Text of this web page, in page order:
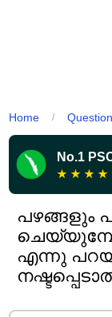
Home /
No.1
★ ★ ★ ★
പഴങ്ങളും
എന്നു